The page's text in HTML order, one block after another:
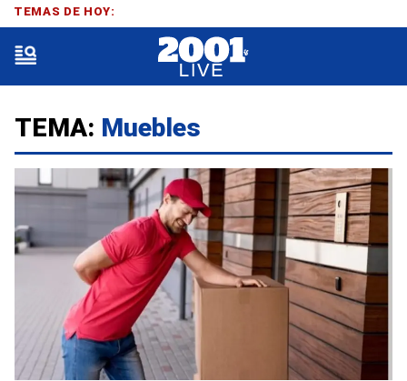
TEMA: Muebles
TEMAS DE HOY: